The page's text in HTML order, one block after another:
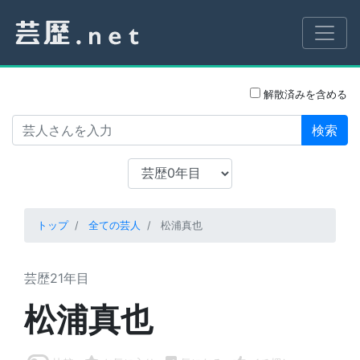
解散済みを含める
検索
トップ 全ての芸人 松浦真也
芸歴21年目
松浦真也